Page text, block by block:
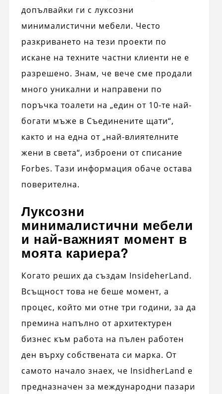
допълвайки ги с луксозни
минималистични мебели. Често
разкриването на тези проекти по
искане на техните частни клиенти не е
разрешено. Знам, че вече сме продали
много уникални и направени по
поръчка тоалети на „един от 10-те най-
богати мъже в Съединените щати“,
както и на една от „най-влиятелните
жени в света“, изброени от списание
Forbes. Тази информация обаче остава
поверителна.
Луксозни
минималистични мебели
и най-важният момент в
моята кариера?
Когато реших да създам InsideherLand.
Всъщност това не беше момент, а
процес, който ми отне три години, за да
премина напълно от архитектурен
бизнес към работа на пълен работен
ден върху собствената си марка. От
самото начало знаех, че InsidherLand е
предназначен за международни пазари